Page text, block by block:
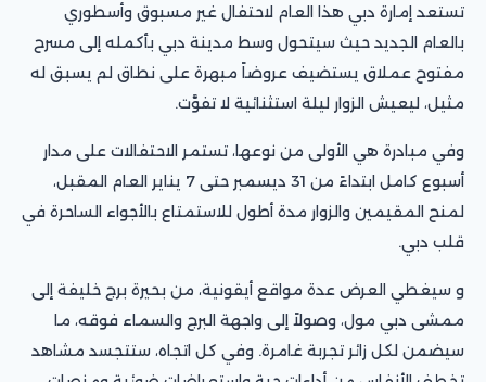
تستعد إمارة دبي هذا العام لاحتفال غير مسبوق وأسطوري
بالعام الجديد حيث سيتحول وسط مدينة دبي بأكمله إلى مسرح
مفتوح عملاق يستضيف عروضاً مبهرة على نطاق لم يسبق له
مثيل، ليعيش الزوار ليلة استثنائية لا تفوَّت.
وفي مبادرة هي الأولى من نوعها، تستمر الاحتفالات على مدار
أسبوع كامل ابتداءً من 31 ديسمبر حتى 7 يناير العام المقبل،
لمنح المقيمين والزوار مدة أطول للاستمتاع بالأجواء الساحرة في
قلب دبي.
و سيغطي العرض عدة مواقع أيقونية، من بحيرة برج خليفة إلى
ممشى دبي مول، وصولاً إلى واجهة البرج والسماء فوقه، ما
سيضمن لكل زائر تجربة غامرة. وفي كل اتجاه، ستتجسد مشاهد